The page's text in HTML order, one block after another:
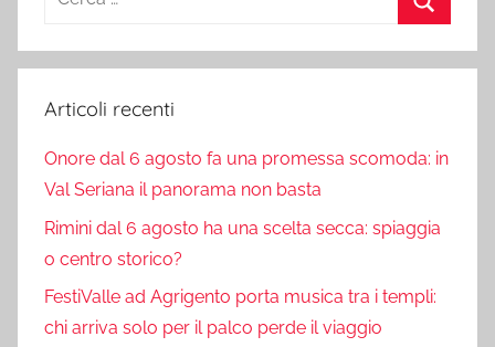
Articoli recenti
Onore dal 6 agosto fa una promessa scomoda: in
Val Seriana il panorama non basta
Rimini dal 6 agosto ha una scelta secca: spiaggia
o centro storico?
FestiValle ad Agrigento porta musica tra i templi:
chi arriva solo per il palco perde il viaggio